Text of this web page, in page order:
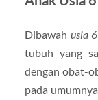
Dibawah usia
tubuh yang
dengan obat-
pada